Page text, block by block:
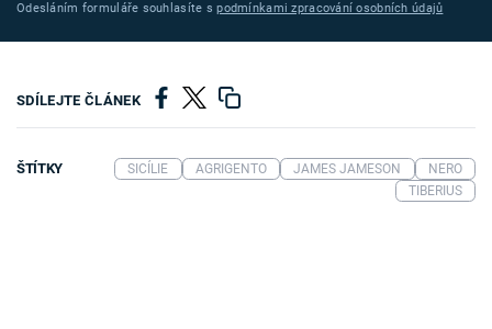
Odesláním formuláře souhlasíte spodmínkami zpracování osobních údajů
SDÍLEJTE ČLÁNEK
ŠTÍTKY SICÍLIE AGRIGENTO JAMES JAMESON
NERO
TIBERIUS